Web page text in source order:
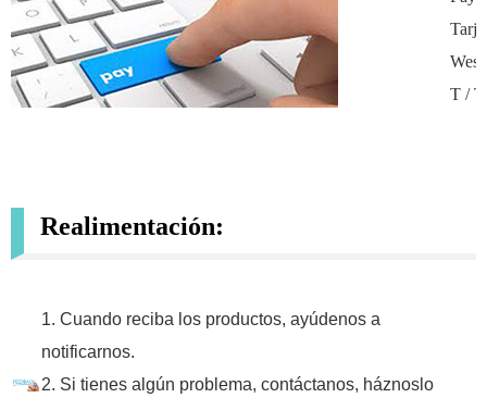
T / T
Realimentación:
1. Cuando reciba los productos, ayúdenos a
notificarnos.
2. Si tienes algún problema, contáctanos, háznoslo